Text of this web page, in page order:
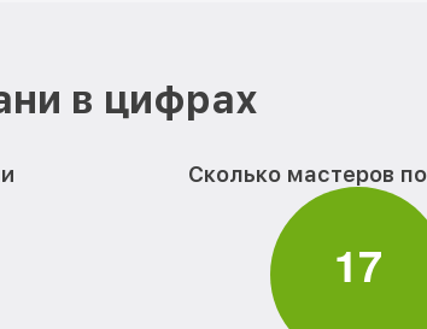
в цифрах
Сколько мастеров
17